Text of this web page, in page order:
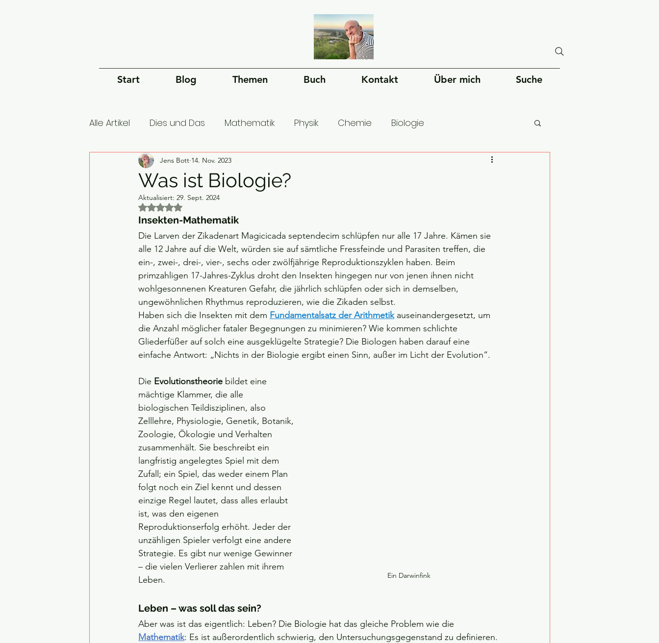
Start Blog Themen Buch Kontakt Über mich Suche
Alle Artikel Dies und Das Mathematik Physik Chemie Biologie
Geschichte des Universums Gesellschaft
Ökonomie Geschichte der Menschheit
Was ist Biologie?
Jens Bott 14. Nov. 2023
Aktualisiert: 29. Sept. 2024
Mit NaN von 5 Sternen bewertet.
Insekten-Mathematik
Die Larven der Zikadenart Magicicada septendecim schlüpfen nur alle 17 Jahre. Kämen sie
alle 12 Jahre auf die Welt, würden sie auf sämtliche Fressfeinde und Parasiten treffen, die
ein-, zwei-, drei-, vier-, sechs oder zwölfjährige Reproduktionszyklen haben. Beim
primzahligen 17-Jahres-Zyklus droht den Insekten hingegen nur von jenen ihnen nicht
wohlgesonnenen Kreaturen Gefahr, die jährlich schlüpfen oder sich in demselben,
ungewöhnlichen Rhythmus reproduzieren, wie die Zikaden selbst.
Haben sich die Insekten mit dem Fundamentalsatz der Arithmetik auseinandergesetzt, um
die Anzahl möglicher fataler Begegnungen zu minimieren? Wie kommen schlichte
Gliederfüßer auf solch eine ausgeklügelte Strategie? Die Biologen haben darauf eine
einfache Antwort: „Nichts in der Biologie ergibt einen Sinn, außer im Licht der Evolution“.
Ein Darwinfink
Die Evolutionstheorie bildet eine
mächtige Klammer, die alle
biologischen Teildisziplinen, also
Zelllehre, Physiologie, Genetik, Botanik,
Zoologie, Ökologie und Verhalten
zusammenhält. Sie beschreibt ein
langfristig angelegtes Spiel mit dem
Zufall; ein Spiel, das weder einem Plan
folgt noch ein Ziel kennt und dessen
einzige Regel lautet, dass alles erlaubt
ist, was den eigenen
Reproduktionserfolg erhöht. Jeder der
unzähligen Spieler verfolgt eine andere
Strategie. Es gibt nur wenige Gewinner
– die vielen Verlierer zahlen mit ihrem
Leben.
Leben – was soll das sein?
Aber was ist das eigentlich: Leben? Die Biologie hat das gleiche Problem wie die
Mathematik: Es ist außerordentlich schwierig, den Untersuchungsgegenstand zu definieren.